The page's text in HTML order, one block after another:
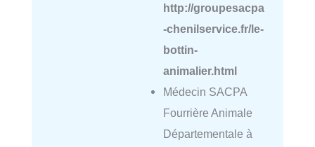
http://groupesacpa
-chenilservice.fr/le-
bottin-
animalier.html
Médecin SACPA
Fourrière Animale
Départementale à